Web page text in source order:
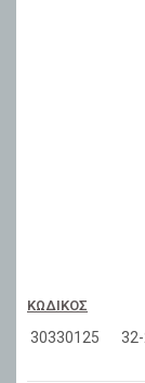
ΚΩΔΙΚΌΣ
30330125